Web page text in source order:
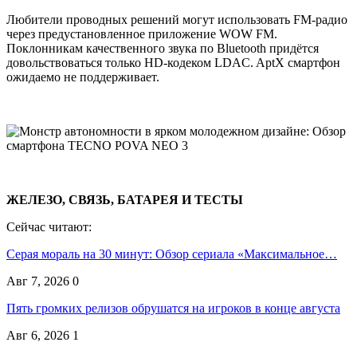
Любители проводных решений могут использовать FM-радио
через предустановленное приложение WOW FM.
Поклонникам качественного звука по Bluetooth придётся
довольствоваться только HD-кодеком LDAC. AptX смартфон
ожидаемо не поддерживает.
ЖЕЛЕЗО, СВЯЗЬ, БАТАРЕЯ И ТЕСТЫ
Сейчас читают:
Серая мораль на 30 минут: Обзор сериала «Максимальное…
Авг 7, 2026 0
Пять громких релизов обрушатся на игроков в конце августа
Авг 6, 2026 1